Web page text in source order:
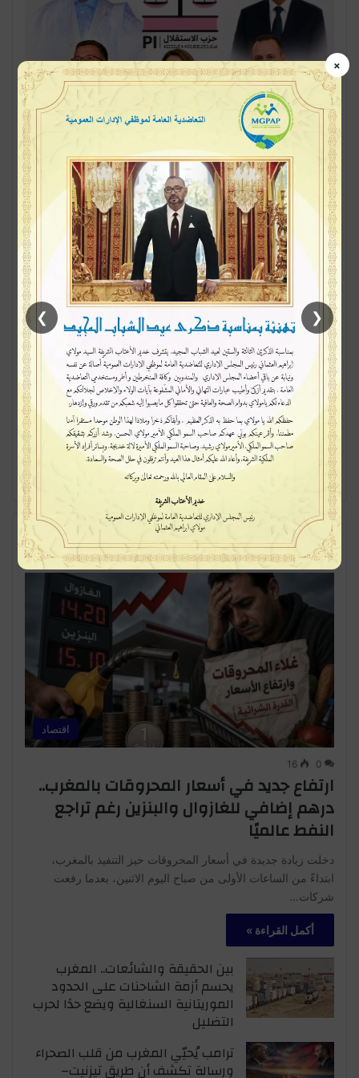
سياسة
قراءة أولية في أعمار مرشحي حزب
الاستقلال: بين حكمة الشيوخ و حماس
الشباب
بقلم / سميرة لشهب مع إعلان حزب الاستقلال عن لائحته الأولية
لمرشحي الانتخابات التشريعية المرتقبة في شتنبر 2026، عاد
النقاش…
أكمل القراءة »
العيون تكسر حاجز البروتوكول أول
سفير أمريكي يزور المدينة والاعتراف
بسيادة المغرب دشّن مرحلة جديدة من
الشراكة
مشروع طرقي استراتيجي بكلفة 27.5
مليون درهم لتعزيز التنمية بجماعة
إشمرارن
اقتصاد الكل اقتصاد الصفحة
السابقة
الصفحة
التالية
اقتصاد
0
16
ارتفاع جديد في أسعار المحروقات بالمغرب..
درهم إضافي للغازوال والبنزين رغم تراجع
النفط عالميًا
دخلت زيادة جديدة في أسعار المحروقات حيز التنفيذ بالمغرب،
ابتداءً من الساعات الأولى من صباح اليوم الاثنين، بعدما رفعت
شركات…
أكمل القراءة »
بين الحقيقة والشائعات.. المغرب
يحسم أزمة الشاحنات على الحدود
الموريتانية السنغالية ويضع حدًا لحرب
التضليل
ترامب يُحيّي المغرب من قلب الصحراء
ورسالة تكشف أن طريق تيزنيت–
×
❮
❯